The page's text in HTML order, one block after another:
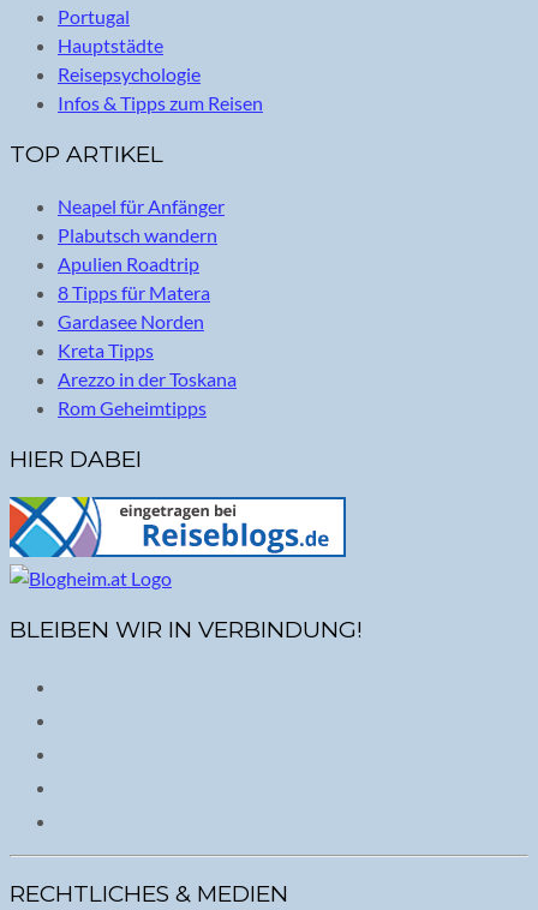
Portugal
Hauptstädte
Reisepsychologie
Infos & Tipps zum Reisen
TOP ARTIKEL
Neapel für Anfänger
Plabutsch wandern
Apulien Roadtrip
8 Tipps für Matera
Gardasee Norden
Kreta Tipps
Arezzo in der Toskana
Rom Geheimtipps
HIER DABEI
BLEIBEN WIR IN VERBINDUNG!
RECHTLICHES & MEDIEN